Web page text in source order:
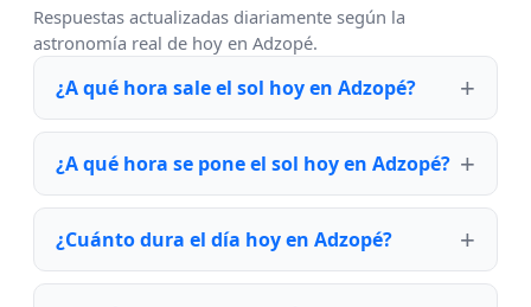
Respuestas actualizadas diariamente según la
astronomía real de hoy en Adzopé.
¿A qué hora sale el sol hoy en Adzopé?
¿A qué hora se pone el sol hoy en Adzopé?
¿Cuánto dura el día hoy en Adzopé?